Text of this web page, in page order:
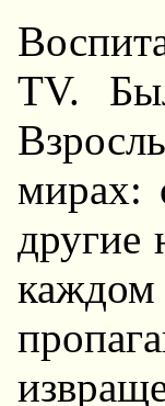
TV.
мирах:
другие